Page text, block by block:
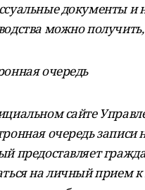
документы и
можно
очередь
сайте
очередь
предоставляет
на личный прием